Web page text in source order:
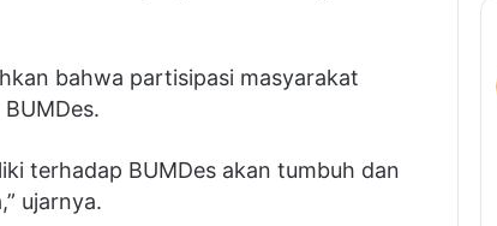
bahwa partisipasi masyarakat
terhadap BUMDes akan tumbuh dan
ujarnya.